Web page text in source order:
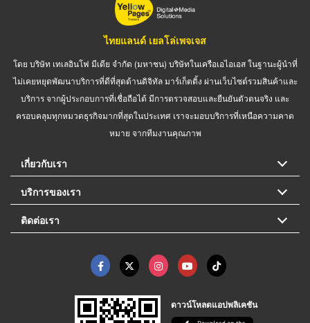
ไทยแลนด์ เยลโล่เพจเจส
โดย บริษัท เทเลอินโฟ มีเดีย จำกัด (มหาชน) บริษัทในเครือเอไอเอส ในฐานะผู้นำที่
ไม่เคยหยุดพัฒนาบริการที่ดีที่สุดด้านดิจิทัล มาร์เก็ตติ้ง ผ่านเว็บไซต์รวมสินค้าและ
บริการ จากผู้ประกอบการที่เชื่อถือได้ มีการตรวจสอบและยืนยันตัวตนจริง และ
ครอบคลุมทุกหมวดธุรกิจมากที่สุดในประเทศ เราจะมอบบริการที่เหนือความคาด
หมาย จากทีมงานคุณภาพ
เกี่ยวกับเรา
บริการของเรา
ติดต่อเรา
ดาวน์โหลดแอปพลิเคชัน